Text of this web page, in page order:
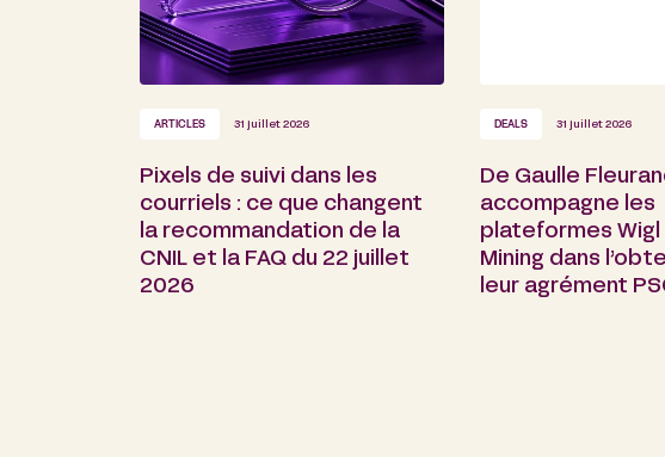
ARTICLES 31 juillet 2026
Pixels de suivi dans les
courriels : ce que changent
la recommandation de la
CNIL et la FAQ du 22 juillet
2026
DEALS 31 juillet 2026
De Gaulle
accompagne les
plateformes Wigl
Mining dans
leur agrément